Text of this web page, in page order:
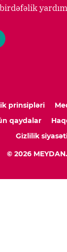
birdəfəlik
prinsipləri
qaydalar
Gizlilik
© 2026